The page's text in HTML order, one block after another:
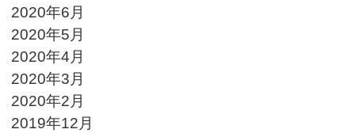
2020年6月
2020年5月
2020年4月
2020年3月
2020年2月
2019年12月